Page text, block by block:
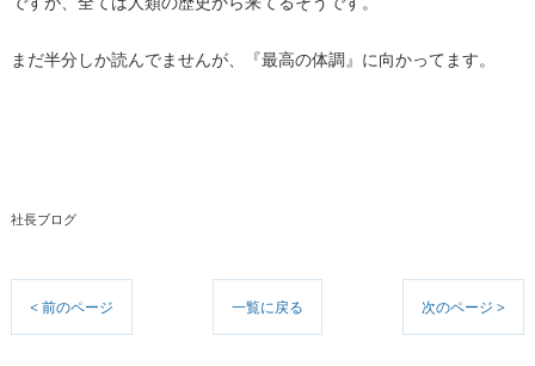
まだ半分しか読んでませんが、『最高の体調』に向かってます。
社長ブログ
< 前のページ 一覧に戻る 次のページ >